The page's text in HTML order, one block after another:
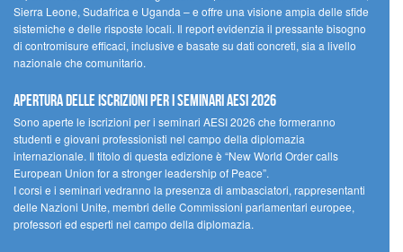
Sierra Leone, Sudafrica e Uganda – e offre una visione ampia delle sfide
sistemiche e delle risposte locali. Il report evidenzia il pressante bisogno
di contromisure efficaci, inclusive e basate su dati concreti, sia a livello
nazionale che comunitario.
Apertura delle iscrizioni per i seminari AESI 2026
Sono aperte le iscrizioni per i seminari AESI 2026 che formeranno
studenti e giovani professionisti nel campo della diplomazia
internazionale. Il titolo di questa edizione è “New World Order calls
European Union for a stronger leadership of Peace”.
I corsi e i seminari vedranno la presenza di ambasciatori, rappresentanti
delle Nazioni Unite, membri delle Commissioni parlamentari europee,
professori ed esperti nel campo della diplomazia.